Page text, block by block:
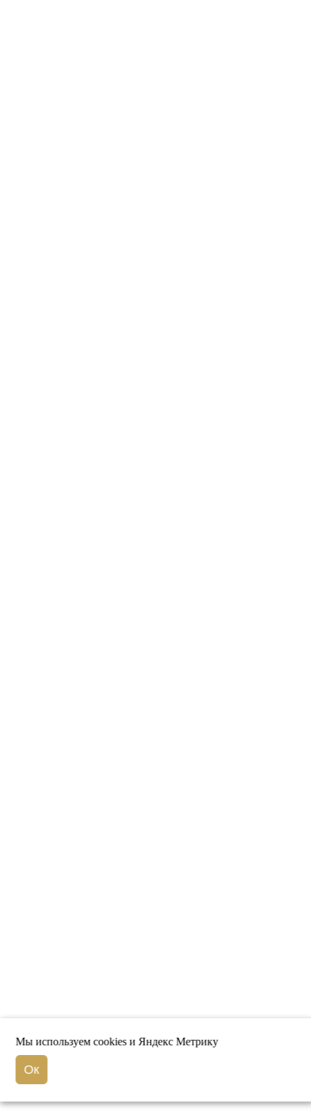
Мы используем cookies и Яндекс Метрику
Ок